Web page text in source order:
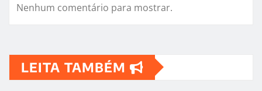
Nenhum comentário para mostrar.
LEITA TAMBÉM